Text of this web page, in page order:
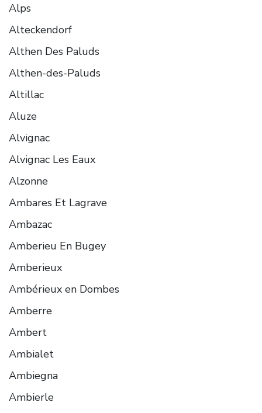
Alps
Alteckendorf
Althen Des Paluds
Althen-des-Paluds
Altillac
Aluze
Alvignac
Alvignac Les Eaux
Alzonne
Ambares Et Lagrave
Ambazac
Amberieu En Bugey
Amberieux
Ambérieux en Dombes
Amberre
Ambert
Ambialet
Ambiegna
Ambierle